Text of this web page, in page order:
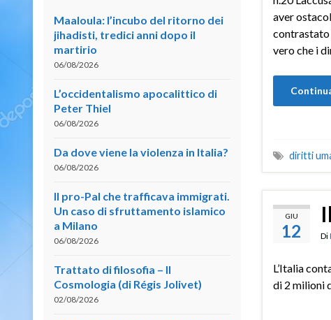
aver
vero che i
diritti
GIU
12 Di
L’Italia
di 2 milioni
Maaloula: l’incubo del ritorno dei
jihadisti, tredici anni dopo il
martirio
06/08/2026
L’occidentalismo apocalittico di
Peter Thiel
06/08/2026
Da dove viene la violenza in Italia?
06/08/2026
Il pro-Pal che trafficava immigrati.
Un caso di sfruttamento islamico
a Milano
06/08/2026
Trattato di filosofia – II
Cosmologia (di Régis Jolivet)
02/08/2026